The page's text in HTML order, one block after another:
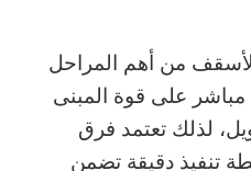
من أهم المراحل
مباشر على قوة المبنى
لذلك تعتمد فرق
تنفيذ دقيقة تضمن